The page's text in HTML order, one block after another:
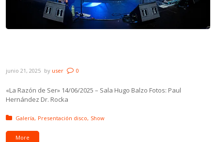
junio 21, 2025 by user 0
«La Razón de Ser» 14/06/2025 – Sala Hugo Balzo Fotos: Paul
Hernández Dr. Rocka
Posted in:
Galería Presentación disco Show
More